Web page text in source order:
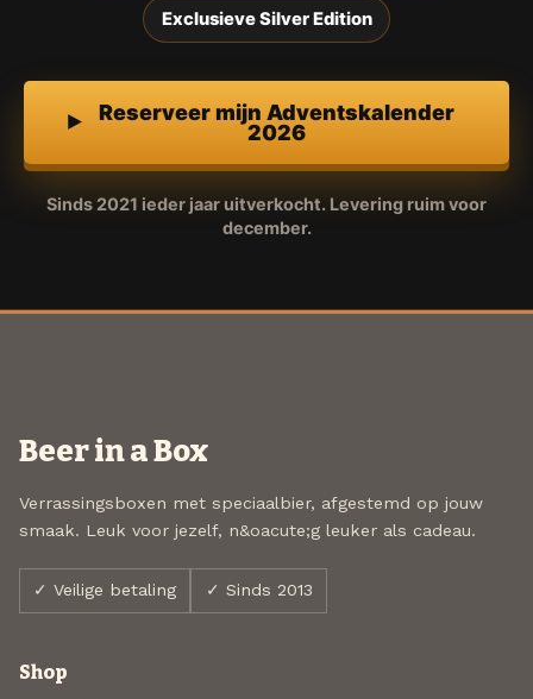
Exclusieve Silver Edition
Reserveer mijn Adventskalender
2026
Sinds 2021 ieder jaar uitverkocht. Levering ruim voor
december.
Beer in a Box
Verrassingsboxen met speciaalbier, afgestemd op jouw
smaak. Leuk voor jezelf, n&oacute;g leuker als cadeau.
✓ Veilige betaling ✓ Sinds 2013
Shop